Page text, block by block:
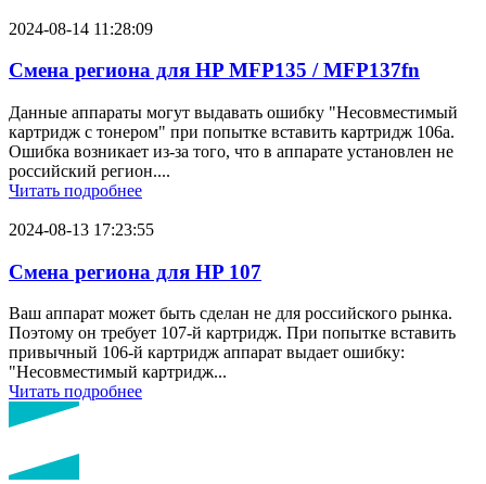
2024-08-14 11:28:09
Смена региона для HP MFP135 / MFP137fn
Данные аппараты могут выдавать ошибку "Несовместимый
картридж с тонером" при попытке вставить картридж 106a.
Ошибка возникает из-за того, что в аппарате установлен не
российский регион....
Читать подробнее
2024-08-13 17:23:55
Смена региона для HP 107
Ваш аппарат может быть сделан не для российского рынка.
Поэтому он требует 107-й картридж. При попытке вставить
привычный 106-й картридж аппарат выдает ошибку:
"Несовместимый картридж...
Читать подробнее